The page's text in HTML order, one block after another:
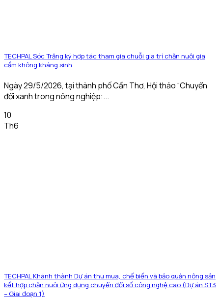
TECHPAL Sóc Trăng ký hợp tác tham gia chuỗi gia trị chăn nuôi gia
cầm không kháng sinh
Ngày 29/5/2026, tại thành phố Cần Thơ, Hội thảo “Chuyển
đổi xanh trong nông nghiệp:...
10
Th6
TECHPAL Khánh thành Dự án thu mua, chế biến và bảo quản nông sản
kết hợp chăn nuôi ứng dụng chuyển đổi số công nghệ cao (Dự án ST3
– Giai đoạn 1)